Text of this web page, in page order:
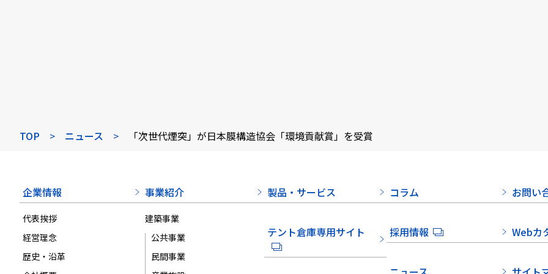
TOP > ニュース > 「次世代煙突」が日本膜構造協会「環境貢献賞」を受賞
企業情報
代表挨拶
経営理念
歴史・沿革
事業紹介
建築事業
公共事業
民間事業
製品・サービス
テント倉庫専用サイト
コラム
採用情報
お問い
Webカ